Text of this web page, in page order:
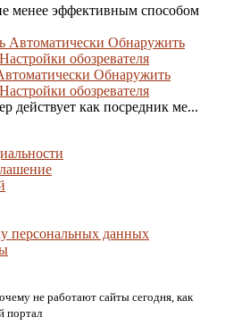
менее эффективным способом
Обнаружить
обозревателя
действует как посредник ме...
персональных данных
не работают сайты сегодня, как
портал